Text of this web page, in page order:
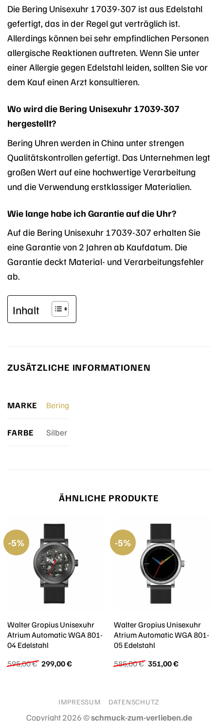
Die Bering Unisexuhr 17039-307 ist aus Edelstahl
gefertigt, das in der Regel gut verträglich ist.
Allerdings können bei sehr empfindlichen Personen
allergische Reaktionen auftreten. Wenn Sie unter
einer Allergie gegen Edelstahl leiden, sollten Sie vor
dem Kauf einen Arzt konsultieren.
Wo wird die Bering Unisexuhr 17039-307
hergestellt?
Bering Uhren werden in China unter strengen
Qualitätskontrollen gefertigt. Das Unternehmen legt
großen Wert auf eine hochwertige Verarbeitung
und die Verwendung erstklassiger Materialien.
Wie lange habe ich Garantie auf die Uhr?
Auf die Bering Unisexuhr 17039-307 erhalten Sie
eine Garantie von 2 Jahren ab Kaufdatum. Die
Garantie deckt Material- und Verarbeitungsfehler
ab.
Inhalt
ZUSÄTZLICHE INFORMATIONEN
MARKE Bering
FARBE Silber
ÄHNLICHE PRODUKTE
-5%
Walter Gropius Unisexuhr
Atrium Automatic WGA 801-
04 Edelstahl
595,00€ Ursprünglicher
Preis
299,00€Aktueller
-5%
Walter Gropius Unisexuhr
Atrium Automatic WGA 801-
05 Edelstahl
585,00€ Ursprünglicher
Preis
351,00€Aktueller
IMPRESSUM DATENSCHUTZ
Copyright 2026 ©schmuck-zum-verlieben.de